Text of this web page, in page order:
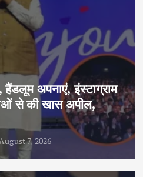
हैंडलूम अपनाएं, इंस्टाग्राम
से की खास अपील,
7, 2026